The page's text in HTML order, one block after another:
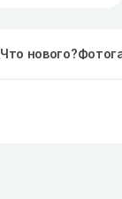
Что нового?